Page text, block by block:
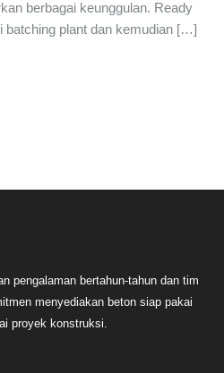
berbagai keunggulan. Ready
batching plant dan kemudian […]
pengalaman bertahun-tahun dan tim
menyediakan beton siap pakai
proyek konstruksi.